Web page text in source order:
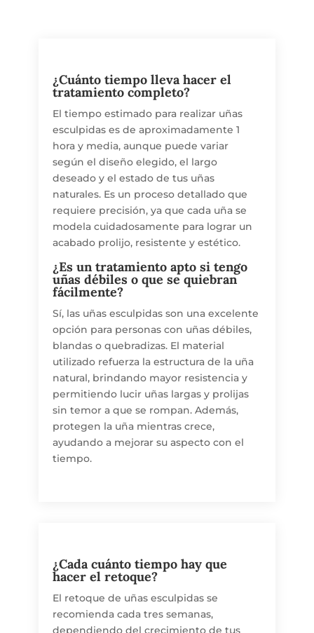
¿Cuánto tiempo lleva hacer el
tratamiento completo?
El tiempo estimado para realizar uñas
esculpidas es de aproximadamente 1
hora y media, aunque puede variar
según el diseño elegido, el largo
deseado y el estado de tus uñas
naturales. Es un proceso detallado que
requiere precisión, ya que cada uña se
modela cuidadosamente para lograr un
acabado prolijo, resistente y estético.
¿Es un tratamiento apto si tengo
uñas débiles o que se quiebran
fácilmente?
Sí, las uñas esculpidas son una excelente
opción para personas con uñas débiles,
blandas o quebradizas. El material
utilizado refuerza la estructura de la uña
natural, brindando mayor resistencia y
permitiendo lucir uñas largas y prolijas
sin temor a que se rompan. Además,
protegen la uña mientras crece,
ayudando a mejorar su aspecto con el
tiempo.
¿Cada cuánto tiempo hay que
hacer el retoque?
El retoque de uñas esculpidas se
recomienda cada tres semanas,